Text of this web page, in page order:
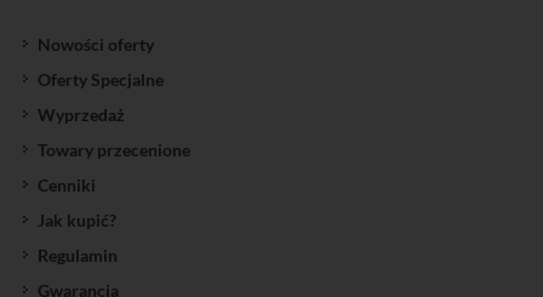
Nowości oferty
Oferty Specjalne
Wyprzedaż
Towary przecenione
Cenniki
Jak kupić?
Regulamin
Gwarancja